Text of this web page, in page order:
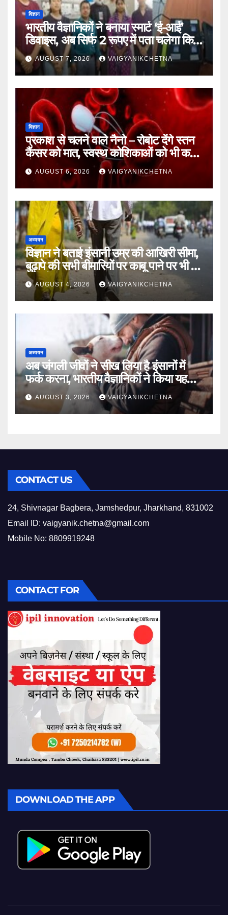
विज्ञान
भारतीय वैज्ञानिकों ने बनाया स्मार्ट ‘ई-आई’
डिवाइस, अब सिर्फ 2 रूपए में पता चलेगा कि
पानी कितना जहरीला है।
AUGUST 7, 2026 VAIGYANIKCHETNA
विज्ञान
प्रकाश से चलने वाले नैनो – रोबोट देंगे स्तन
कैंसर को मात, स्वस्थ कोशिकाओं को भी कम
होगा नुकसान
AUGUST 6, 2026 VAIGYANIKCHETNA
अध्ययन
विज्ञान ने बताई इंसानी उम्र की आखिरी सीमा,
बुढ़ापे की सभी बीमारियों पर काबू पाने पर भी वह
नहीं होगा ‘अमर’
AUGUST 4, 2026 VAIGYANIKCHETNA
अध्ययन
अब जंगली जीवों ने सीख लिया है इंसानों में
फर्क करना, भारतीय वैज्ञानिकों ने किया यह
खुलासा
AUGUST 3, 2026 VAIGYANIKCHETNA
CONTACT US
24, Shivnagar Bagbera, Jamshedpur, Jharkhand, 831002
Email ID: vaigyanik.chetna@gmail.com
Mobile No: 8809919248
CONTACT FOR
DOWNLOAD THE APP